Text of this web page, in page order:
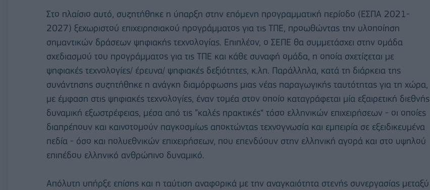
Στο πλαίσιο αυτό, συζητήθηκε η ύπαρξη στην επόμενη προγραμματική περίοδο (ΕΣΠΑ 2021-
2027) ξεχωριστού επιχειρησιακού προγράμματος για τις ΤΠΕ, προωθώντας την υλοποίηση
σημαντικών δράσεων ψηφιακής τεχνολογίας. Επιπλέον, ο ΣΕΠΕ θα συμμετάσχει στην ομάδα
σχεδιασμού του προγράμματος για τις ΤΠΕ και κάθε συναφή ομάδα, η οποία σχετίζεται με
ψηφιακές τεχνολογίες/ έρευνα/ ψηφιακές δεξιότητες, κ.λπ. Παράλληλα, κατά τη διάρκεια της
συνάντησης συζητήθηκε η ανάγκη διαμόρφωσης μιας νέας παραγωγικής ταυτότητας για τη χώρα,
με έμφαση στις ψηφιακές τεχνολογίες, έναν τομέα στον οποίο καταγράφεται μία εξαιρετική διεθνής
δυναμική εξωστρέφειας, μέσα από τις ”καλές πρακτικές“ τόσο ελληνικών επιχειρήσεων - οι οποίες
διαπρέπουν και καινοτομούν παγκοσμίως αποκτώντας τεχνογνωσία και εμπειρία σε εξειδικευμένα
πεδία - όσο και πολυεθνικών επιχειρήσεων, που επενδύουν στην ελληνική αγορά και στο υψηλού
επιπέδου ελληνικό ανθρώπινο δυναμικό.
Απόλυτη υπήρξε επίσης και η ταύτιση αναφορικά με την αναγκαιότητα στενής συνεργασίας μεταξύ